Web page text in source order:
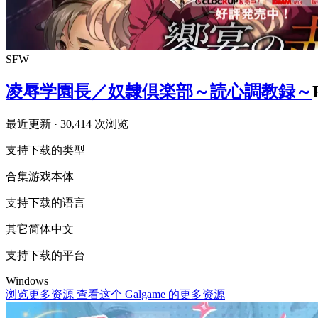
SFW
凌辱学園長／奴隷倶楽部～読心調教録～
最近更新 · 30,414 次浏览
支持下载的类型
合集游戏本体
支持下载的语言
其它简体中文
支持下载的平台
Windows
浏览更多资源 查看这个 Galgame 的更多资源